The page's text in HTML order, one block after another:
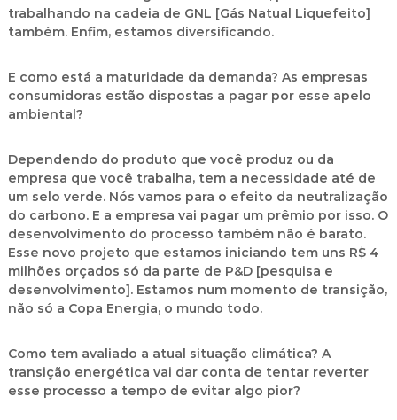
trabalhando na cadeia de GNL [Gás Natual Liquefeito]
também. Enfim, estamos diversificando.
E como está a maturidade da demanda? As empresas
consumidoras estão dispostas a pagar por esse apelo
ambiental?
Dependendo do produto que você produz ou da
empresa que você trabalha, tem a necessidade até de
um selo verde. Nós vamos para o efeito da neutralização
do carbono. E a empresa vai pagar um prêmio por isso. O
desenvolvimento do processo também não é barato.
Esse novo projeto que estamos iniciando tem uns R$ 4
milhões orçados só da parte de P&D [pesquisa e
desenvolvimento]. Estamos num momento de transição,
não só a Copa Energia, o mundo todo.
Como tem avaliado a atual situação climática? A
transição energética vai dar conta de tentar reverter
esse processo a tempo de evitar algo pior?